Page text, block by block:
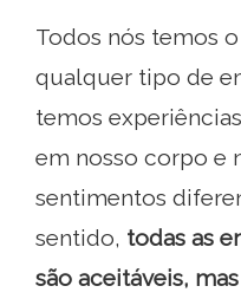
Todos nós temos
qualquer tipo de
temos
em nosso corpo e
sentimentos
sentido, todas as
são aceitáveis,